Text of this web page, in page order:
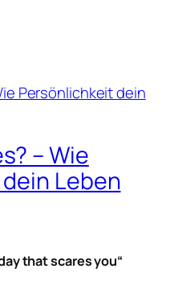
– Wie
Leben
that scares you“